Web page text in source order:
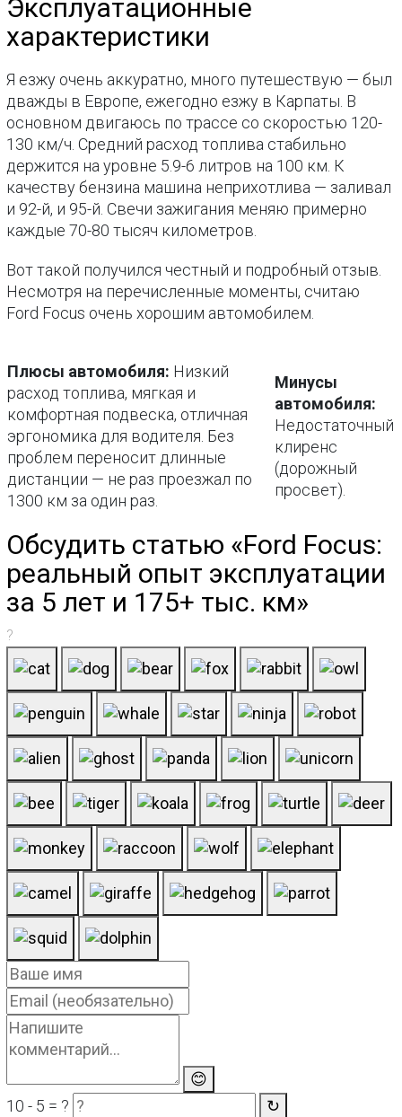
Эксплуатационные
характеристики
Я езжу очень аккуратно, много путешествую — был
дважды в Европе, ежегодно езжу в Карпаты. В
основном двигаюсь по трассе со скоростью 120-
130 км/ч. Средний расход топлива стабильно
держится на уровне 5.9-6 литров на 100 км. К
качеству бензина машина неприхотлива — заливал
и 92-й, и 95-й. Свечи зажигания меняю примерно
каждые 70-80 тысяч километров.
Вот такой получился честный и подробный отзыв.
Несмотря на перечисленные моменты, считаю
Ford Focus очень хорошим автомобилем.
Плюсы автомобиля: Низкий
расход топлива, мягкая и
комфортная подвеска, отличная
эргономика для водителя. Без
проблем переносит длинные
дистанции — не раз проезжал по
1300 км за один раз.
Минусы
автомобиля:
Недостаточный
клиренс
(дорожный
просвет).
Обсудить статью «Ford Focus:
реальный опыт эксплуатации
за 5 лет и 175+ тыс. км»
?
😊
10 - 5 = ?
↻